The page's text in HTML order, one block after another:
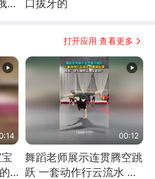
军
口拔牙的
打开应用 查看更多
00:12
舞蹈老师展示连贯腾空跳
跃 一套动作行云流水 节